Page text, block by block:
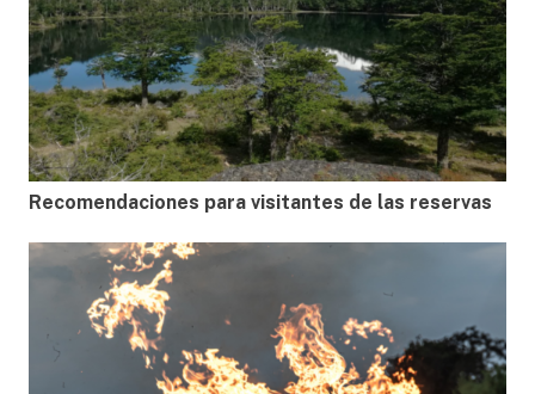
Recomendaciones para visitantes de las reservas